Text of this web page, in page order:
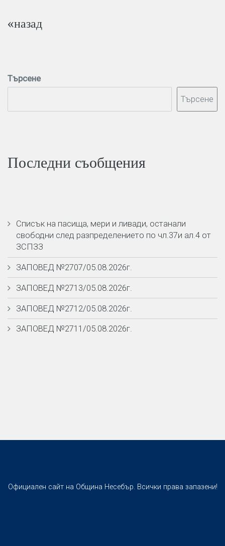
«назад
Търсене
Търсене
Последни съобщения
Списък на пасища, мери и ливади, останали
свободни след разпределението по чл.37и ал.4 от
ЗСПЗЗ
ЗАПОВЕД №2707/05.08.2026г.
ЗАПОВЕД №2713/05.08.2026г.
ЗАПОВЕД №2712/05.08.2026г.
ЗАПОВЕД №2711/05.08.2026г.
Официален сайт на Община Несебър. Всички права запазени!